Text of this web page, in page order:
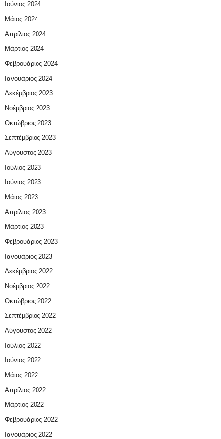
Ιούνιος 2024
Μάιος 2024
Απρίλιος 2024
Μάρτιος 2024
Φεβρουάριος 2024
Ιανουάριος 2024
Δεκέμβριος 2023
Νοέμβριος 2023
Οκτώβριος 2023
Σεπτέμβριος 2023
Αύγουστος 2023
Ιούλιος 2023
Ιούνιος 2023
Μάιος 2023
Απρίλιος 2023
Μάρτιος 2023
Φεβρουάριος 2023
Ιανουάριος 2023
Δεκέμβριος 2022
Νοέμβριος 2022
Οκτώβριος 2022
Σεπτέμβριος 2022
Αύγουστος 2022
Ιούλιος 2022
Ιούνιος 2022
Μάιος 2022
Απρίλιος 2022
Μάρτιος 2022
Φεβρουάριος 2022
Ιανουάριος 2022